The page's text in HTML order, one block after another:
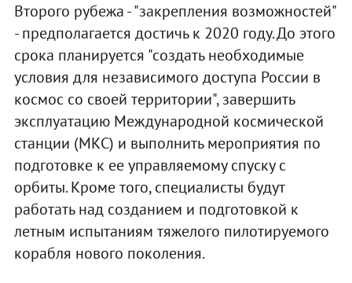
Второго рубежа - "закрепления возможностей"
- предполагается достичь к 2020 году. До этого
срока планируется "создать необходимые
условия для независимого доступа России в
космос со своей территории", завершить
эксплуатацию Международной космической
станции (МКС) и выполнить мероприятия по
подготовке к ее управляемому спуску с
орбиты. Кроме того, специалисты будут
работать над созданием и подготовкой к
летным испытаниям тяжелого пилотируемого
корабля нового поколения.